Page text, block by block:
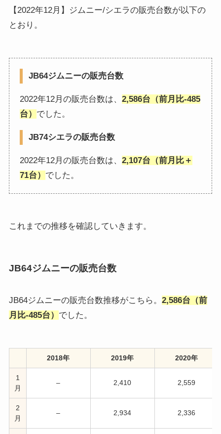
【2022年12月】ジムニー/シエラの販売台数が以下の
とおり。
JB64ジムニーの販売台数
2022年12月の販売台数は、2,586台（前月比-485
台） でした。
JB74シエラの販売台数
2022年12月の販売台数は、2,107台（前月比＋
71台） でした。
これまでの推移を確認していきます。
JB64ジムニーの販売台数
JB64ジムニーの販売台数推移がこちら。 2,586台（前
月比-485台） でした。
2018年 2019年 2020年
1
月
– 2,410 2,559
2
月
– 2,934 2,336